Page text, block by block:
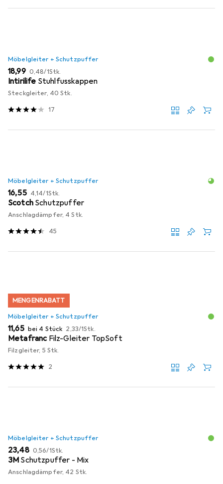
Möbelgleiter + Schutzpuffer
EUR
18,99 EUR
0,48/1Stk.
Intirilife Stuhlfusskappen
Steckgleiter, 40 Stk.
17
Möbelgleiter + Schutzpuffer
EUR
16,55 EUR
4,14/1Stk.
Scotch Schutzpuffer
Anschlagdämpfer, 4 Stk.
45
MENGENRABATT
Möbelgleiter + Schutzpuffer
EUR
11,65 bei 4 Stück EUR
2,33/1Stk.
Metafranc Filz-Gleiter TopSoft
Filzgleiter, 5 Stk.
2
Möbelgleiter + Schutzpuffer
EUR
23,48 EUR
0,56/1Stk.
3M Schutzpuffer - Mix
Anschlagdämpfer, 42 Stk.